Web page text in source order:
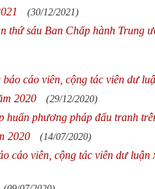
(30/12/2021)
thứ sáu Ban Chấp hành Trung
cáo viên, cộng tác viên dư
2020 (29/12/2020)
phương pháp đấu tranh
2020 (14/07/2020)
cáo viên, cộng tác viên dư